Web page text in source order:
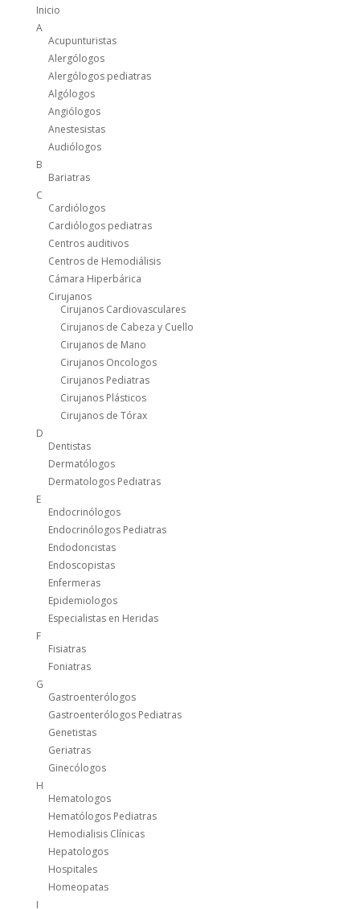
Inicio
A
Acupunturistas
Alergólogos
Alergólogos pediatras
Algólogos
Angiólogos
Anestesistas
Audiólogos
B
Bariatras
C
Cardiólogos
Cardiólogos pediatras
Centros auditivos
Centros de Hemodiálisis
Cámara Hiperbárica
Cirujanos
Cirujanos Cardiovasculares
Cirujanos de Cabeza y Cuello
Cirujanos de Mano
Cirujanos Oncologos
Cirujanos Pediatras
Cirujanos Plásticos
Cirujanos de Tórax
D
Dentistas
Dermatólogos
Dermatologos Pediatras
E
Endocrinólogos
Endocrinólogos Pediatras
Endodoncistas
Endoscopistas
Enfermeras
Epidemiologos
Especialistas en Heridas
F
Fisiatras
Foniatras
G
Gastroenterólogos
Gastroenterólogos Pediatras
Genetistas
Geriatras
Ginecólogos
H
Hematologos
Hematólogos Pediatras
Hemodialisis Clínicas
Hepatologos
Hospitales
Homeopatas
I